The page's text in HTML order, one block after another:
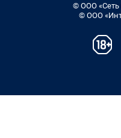
© ООО «Сеть
© ООО